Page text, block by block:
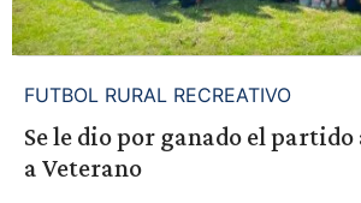
FUTBOL RURAL RECREATIVO
Se le dio por ganado el partido
a Veterano